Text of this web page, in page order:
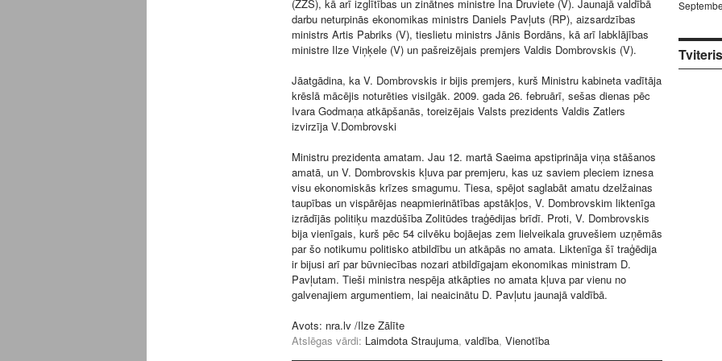
(ZZS), kā arī izglītības un zinātnes ministre Ina Druviete (V). Jaunajā valdībā
darbu neturpinās ekonomikas ministrs Daniels Pavļuts (RP), aizsardzības
ministrs Artis Pabriks (V), tieslietu ministrs Jānis Bordāns, kā arī labklājības
ministre Ilze Viņķele (V) un pašreizējais premjers Valdis Dombrovskis (V).
Jāatgādina, ka V. Dombrovskis ir bijis premjers, kurš Ministru kabineta vadītāja
krēslā mācējis noturēties visilgāk. 2009. gada 26. februārī, sešas dienas pēc
Ivara Godmaņa atkāpšanās, toreizējais Valsts prezidents Valdis Zatlers
izvirzīja V.Dombrovski
Ministru prezidenta amatam. Jau 12. martā Saeima apstiprināja viņa stāšanos
amatā, un V. Dombrovskis kļuva par premjeru, kas uz saviem pleciem iznesa
visu ekonomiskās krīzes smagumu. Tiesa, spējot saglabāt amatu dzelžainas
taupības un vispārējas neapmierinātības apstākļos, V. Dombrovskim liktenīga
izrādījās politiķu mazdūšība Zolitūdes traģēdijas brīdī. Proti, V. Dombrovskis
bija vienīgais, kurš pēc 54 cilvēku bojāejas zem lielveikala gruvešiem uzņēmās
par šo notikumu politisko atbildību un atkāpās no amata. Liktenīga šī traģēdija
ir bijusi arī par būvniecības nozari atbildīgajam ekonomikas ministram D.
Pavļutam. Tieši ministra nespēja atkāpties no amata kļuva par vienu no
galvenajiem argumentiem, lai neaicinātu D. Pavļutu jaunajā valdībā.
Avots: nra.lv /Ilze Zālīte
Atslēgas vārdi: Laimdota Straujuma, valdība, Vienotība
Tviteris